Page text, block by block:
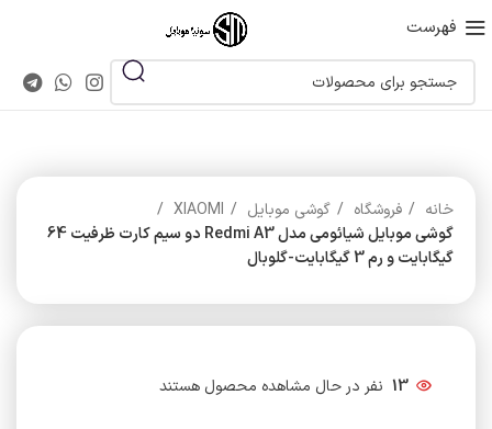
فهرست
خانه فروشگاه گوشی موبایل
XIAOMI
گوشی موبایل شیائومی مدل Redmi A3 دو سیم کارت ظرفیت 64
گیگابایت و رم 3 گیگابایت-گلوبال
13 نفر در حال مشاهده محصول هستند